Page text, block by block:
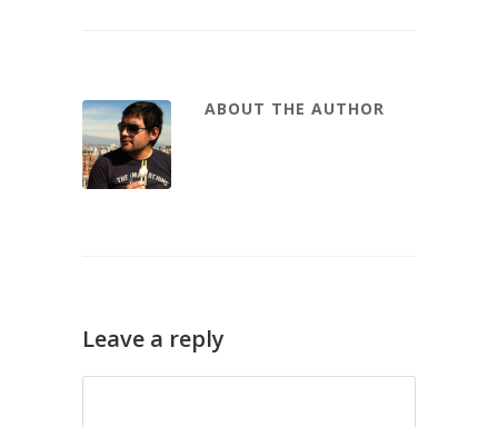
ABOUT THE AUTHOR
Leave a reply